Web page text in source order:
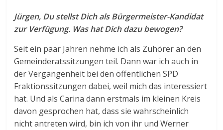
Nachhaltig
Jürgen, Du stellst Dich als Bürgermeister-Kandidat
zur Verfügung. Was hat Dich dazu bewogen?
Seit ein paar Jahren nehme ich als Zuhörer an den
Gemeinderatssitzungen teil. Dann war ich auch in
der Vergangenheit bei den öffentlichen SPD
Fraktionssitzungen dabei, weil mich das interessiert
hat. Und als Carina dann erstmals im kleinen Kreis
davon gesprochen hat, dass sie wahrscheinlich
nicht antreten wird, bin ich von ihr und Werner